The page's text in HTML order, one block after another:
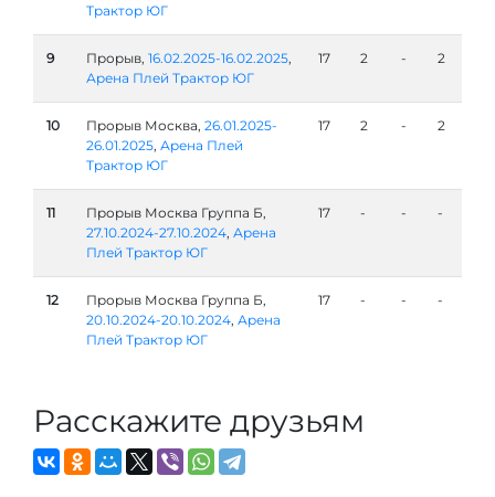
Трактор ЮГ
9 Прорыв, 16.02.2025-16.02.2025,
Арена Плей Трактор ЮГ
17 2 - 2
10 Прорыв Москва, 26.01.2025-
26.01.2025, Арена Плей
Трактор ЮГ
17 2 - 2
11
Прорыв Москва Группа Б,
27.10.2024-27.10.2024, Арена
Плей Трактор ЮГ
17 - - -
12
Прорыв Москва Группа Б,
20.10.2024-20.10.2024, Арена
Плей Трактор ЮГ
17 - - -
Расскажите друзьям